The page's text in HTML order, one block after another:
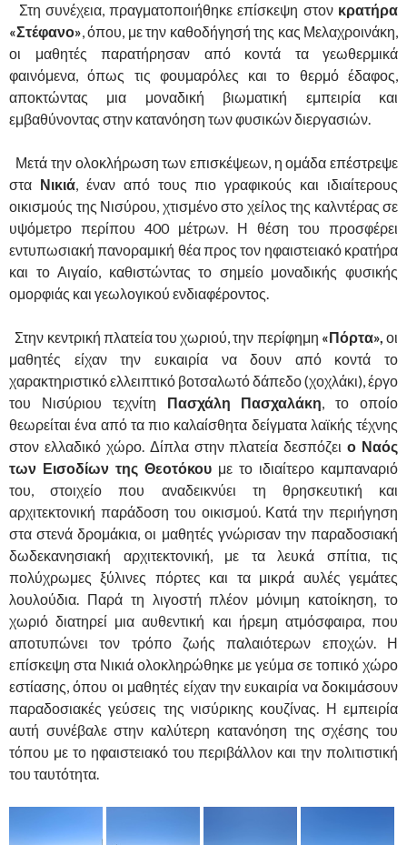
Στη συνέχεια, πραγματοποιήθηκε επίσκεψη στον κρατήρα
«Στέφανο», όπου, με την καθοδήγησή της κας Μελαχροινάκη,
οι μαθητές παρατήρησαν από κοντά τα γεωθερμικά
φαινόμενα, όπως τις φουμαρόλες και το θερμό έδαφος,
αποκτώντας μια μοναδική βιωματική εμπειρία και
εμβαθύνοντας στην κατανόηση των φυσικών διεργασιών.
Μετά την ολοκλήρωση των επισκέψεων, η ομάδα επέστρεψε
στα Νικιά, έναν από τους πιο γραφικούς και ιδιαίτερους
οικισμούς της Νισύρου, χτισμένο στο χείλος της καλντέρας σε
υψόμετρο περίπου 400 μέτρων. Η θέση του προσφέρει
εντυπωσιακή πανοραμική θέα προς τον ηφαιστειακό κρατήρα
και το Αιγαίο, καθιστώντας το σημείο μοναδικής φυσικής
ομορφιάς και γεωλογικού ενδιαφέροντος.
Στην κεντρική πλατεία του χωριού, την περίφημη «Πόρτα», οι
μαθητές είχαν την ευκαιρία να δουν από κοντά το
χαρακτηριστικό ελλειπτικό βοτσαλωτό δάπεδο (χοχλάκι), έργο
του Νισύριου τεχνίτη Πασχάλη Πασχαλάκη, το οποίο
θεωρείται ένα από τα πιο καλαίσθητα δείγματα λαϊκής τέχνης
στον ελλαδικό χώρο. Δίπλα στην πλατεία δεσπόζειο Ναός
των Εισοδίων της Θεοτόκου με το ιδιαίτερο καμπαναριό
του, στοιχείο που αναδεικνύει τη θρησκευτική και
αρχιτεκτονική παράδοση του οικισμού. Κατά την περιήγηση
στα στενά δρομάκια, οι μαθητές γνώρισαν την παραδοσιακή
δωδεκανησιακή αρχιτεκτονική, με τα λευκά σπίτια, τις
πολύχρωμες ξύλινες πόρτες και τα μικρά αυλές γεμάτες
λουλούδια. Παρά τη λιγοστή πλέον μόνιμη κατοίκηση, το
χωριό διατηρεί μια αυθεντική και ήρεμη ατμόσφαιρα, που
αποτυπώνει τον τρόπο ζωής παλαιότερων εποχών. Η
επίσκεψη στα Νικιά ολοκληρώθηκε με γεύμα σε τοπικό χώρο
εστίασης, όπου οι μαθητές είχαν την ευκαιρία να δοκιμάσουν
παραδοσιακές γεύσεις της νισύρικης κουζίνας. Η εμπειρία
αυτή συνέβαλε στην καλύτερη κατανόηση της σχέσης του
τόπου με το ηφαιστειακό του περιβάλλον και την πολιτιστική
του ταυτότητα.